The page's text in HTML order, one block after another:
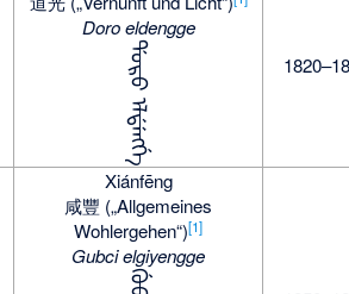
Doro eldengge
ᡩᠣᡵᠣ ᡝᠯᡩᡝᠩᡤᡝ
Xiánfēng
咸豐 („Allgemeines
Wohlergehen“)[1]
Gubci elgiyengge